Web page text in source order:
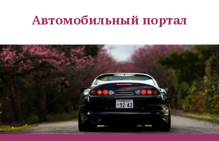
Автомобильный портал